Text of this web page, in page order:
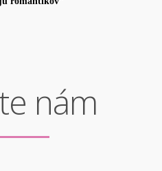
nám